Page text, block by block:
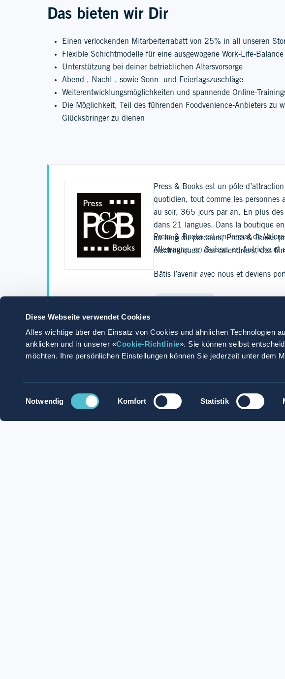
Diese Webseite verwendet Cookies
Alles wichtige über den Einsatz von Cookies und ähnlichen Technologien
anklicken und in unserer «Cookie-Richtlinie». Sie können selbst
möchten. Ihre persönlichen Einstellungen können Sie jederzeit unter dem
Einwilligungsauswahl
Notwendig Komfort Statistik
Das bieten wir Dir
Einen verlockenden Mitarbeiterrabatt von 25% in all unseren
Flexible Schichtmodelle für eine ausgewogene Work-Life-Balance
Unterstützung bei deiner betrieblichen Altersvorsorge
Abend-, Nacht-, sowie Sonn- und Feiertagszuschläge
Weiterentwicklungsmöglichkeiten und spannende Online-
Die Möglichkeit, Teil des führenden Foodvenience-Anbieters zu
Glücksbringer zu dienen
Press & Books est un pôle
quotidien, tout comme les personnes
au soir, 365 jours par an. En plus
dans 21 langues. Dans la boutique
au long du parcours, Press & Books
électroniques, des calendriers, des
Press & Books est un format de
Allemagne, en Suisse, en Autriche et
Bâtis l’avenir avec nous et deviens